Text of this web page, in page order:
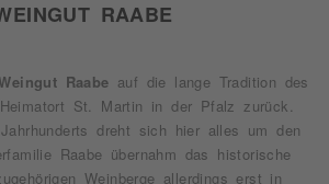
RAABE
Raabe auf die lange Tradition des
St. Martin in der Pfalz zurück.
dreht sich hier alles um den
Raabe übernahm das historische
Weinberge allerdings erst in